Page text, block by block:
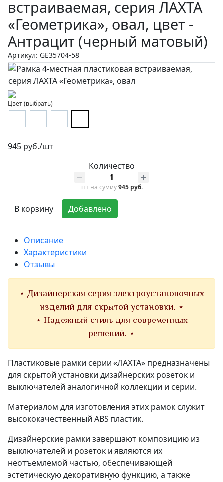
встраиваемая, серия ЛАХТА
«Геометрика», овал, цвет -
Антрацит (черный матовый)
Артикул: GE35704-58
Цвет (выбрать)
945 руб./шт
Количество
шт на сумму945 руб.
В корзину Добавлено
Описание
Характеристики
Отзывы
⋆ Дизайнерская серия электроустановочных
изделий для скрытой установки. ⋆
⋆ Надежный стиль для современных
решений. ⋆
Пластиковые рамки серии «ЛАХТА» предназначены
для скрытой установки дизайнерских розеток и
выключателей аналогичной коллекции и серии.
Материалом для изготовления этих рамок служит
высококачественный ABS пластик.
Дизайнерские рамки завершают композицию из
выключателей и розеток и являются их
неотъемлемой частью, обеспечивающей
эстетическую декоративную функцию, а также